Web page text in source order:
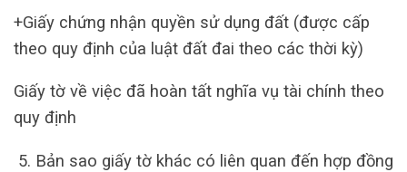
+Giấy chứng nhận quyền sử dụng đất (được cấp
theo quy định của luật đất đai theo các thời kỳ)
Giấy tờ về việc đã hoàn tất nghĩa vụ tài chính theo
quy định
Bản sao giấy tờ khác có liên quan đến hợp đồng